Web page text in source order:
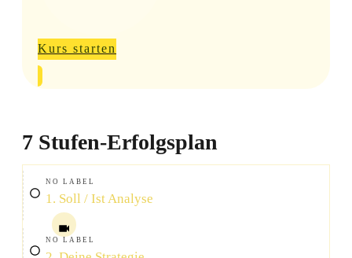
Kurs starten
7 Stufen-Erfolgsplan
NO LABEL
1. Soll / Ist Analyse
NO LABEL